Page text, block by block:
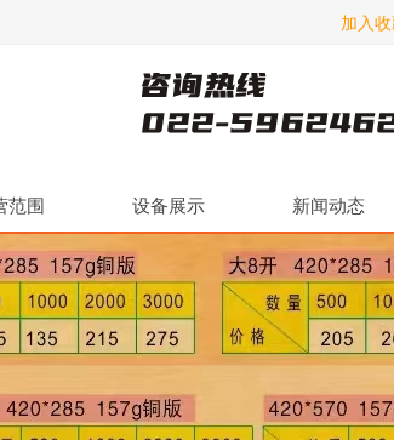
加入
范围 设备展示 新闻动态